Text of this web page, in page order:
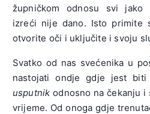
župničkom odnosu svi jako
izreći nije dano. Isto primite
otvorite oči i uključite i svoju
Svatko od nas svećenika u
nastojati ondje gdje jest
usputnikodnosno na čekanju i
vrijeme. Od onoga gdje